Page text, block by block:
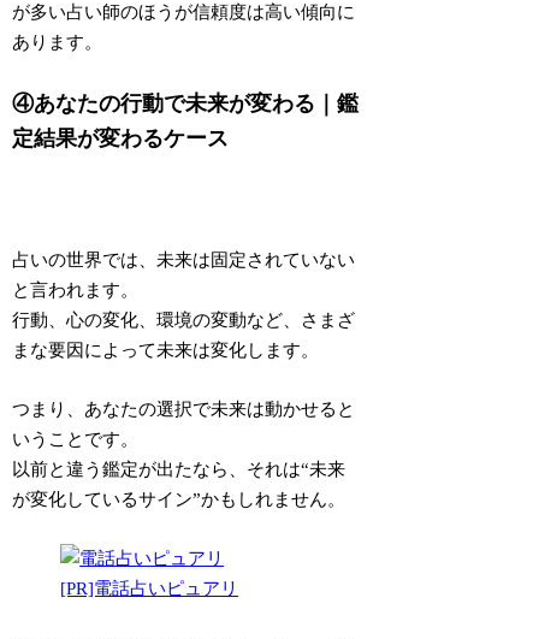
が多い占い師のほうが信頼度は高い傾向に
あります。
④あなたの行動で未来が変わる｜鑑
定結果が変わるケース
占いの世界では、未来は固定されていない
と言われます。
行動、心の変化、環境の変動など、さまざ
まな要因によって未来は変化します。
つまり、 あなたの選択で未来は動かせる と
いうことです。
以前と違う鑑定が出たなら、それは“未来
が変化しているサイン”かもしれません。
[PR]電話占いピュアリ